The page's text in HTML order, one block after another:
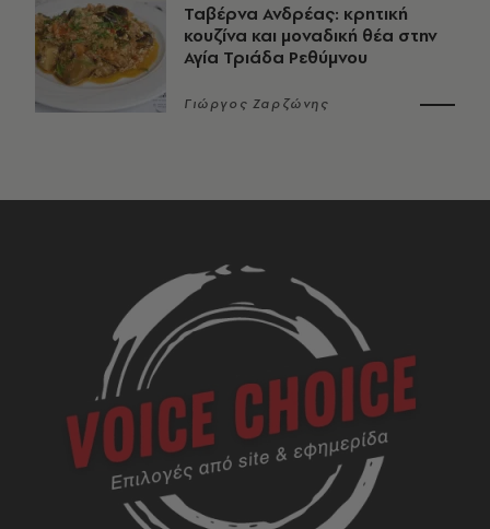
Ταβέρνα Ανδρέας: κρητική
κουζίνα και μοναδική θέα στην
Αγία Τριάδα Ρεθύμνου
Γιώργος Ζαρζώνης